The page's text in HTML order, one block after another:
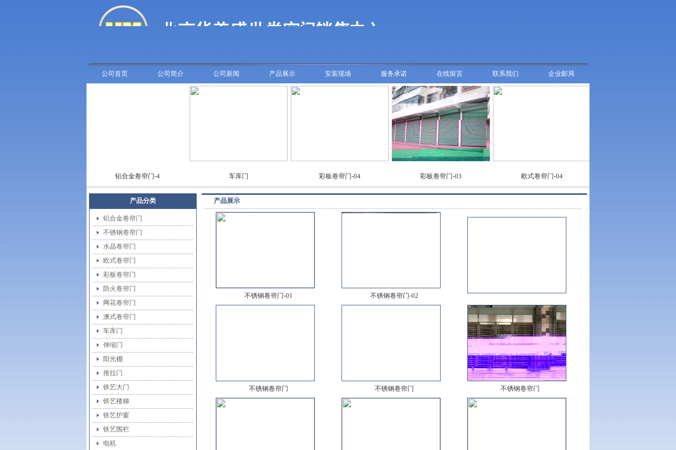
公司首页 公司简介 公司新闻 产品展示 安装现场 服务承诺 在线留言 联系我们 企业邮局
铝合金卷帘门-4 车库门 彩板卷帘门-04 彩板卷帘门-03 欧式卷帘门-04
产品分类
铝合金卷帘门
不锈钢卷帘门
水晶卷帘门
欧式卷帘门
彩板卷帘门
防火卷帘门
网花卷帘门
澳式卷帘门
车库门
伸缩门
阳光棚
推拉门
铁艺大门
铁艺楼梯
铁艺护窗
铁艺围栏
电机
产品展示
不锈钢卷帘门-01 不锈钢卷帘门-02
不锈钢卷帘门 不锈钢卷帘门 不锈钢卷帘门